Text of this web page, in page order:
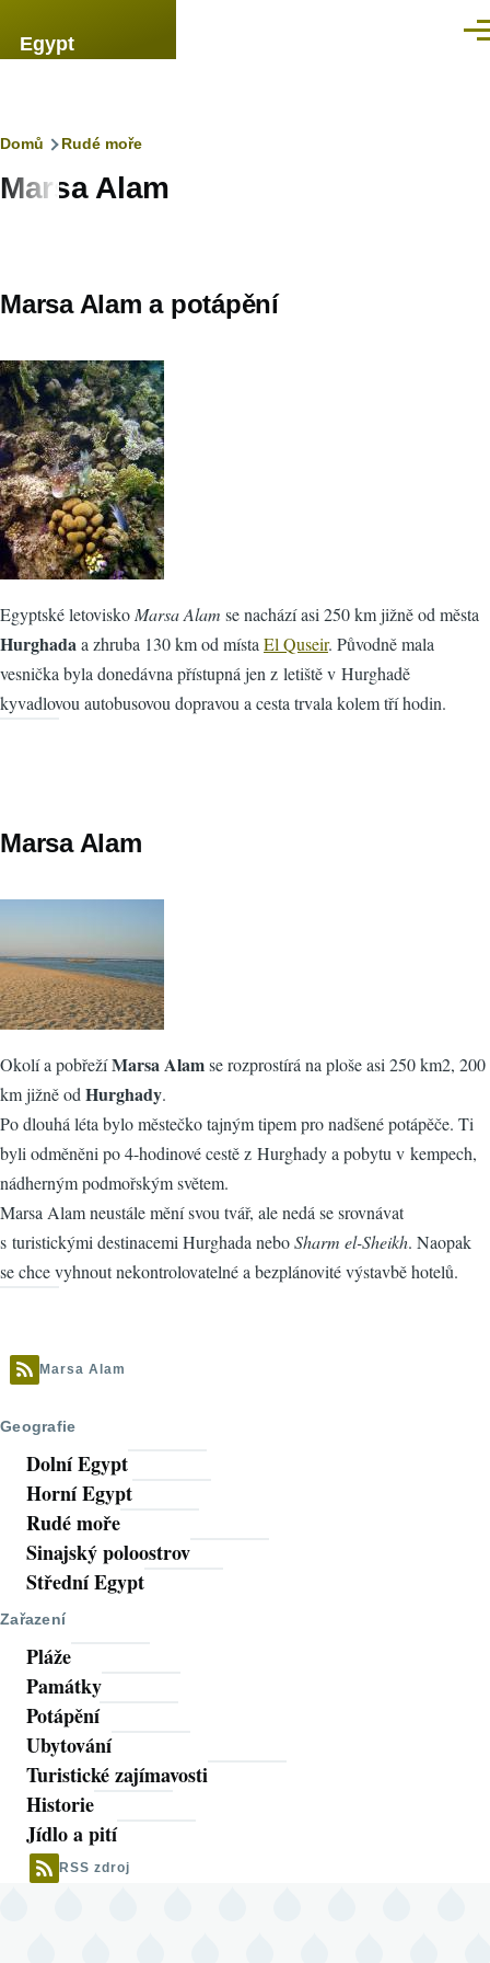
Egypt
Drobečková
navigace
Domů Rudé moře
Marsa Alam
Marsa Alam a potápění
Egyptské letovisko Marsa Alam se nachází asi 250 km jižně od města
Hurghadaa zhruba 130 km od místa El Quseir. Původně mala
vesnička byla donedávna přístupná jen z letiště v Hurghadě
kyvadlovou autobusovou dopravou a cesta trvala kolem tří hodin.
Marsa Alam
Okolí a pobřežíMarsa Alamse rozprostírá na ploše asi 250 km2, 200
km jižně od Hurghady.
Po dlouhá léta bylo městečko tajným tipem pro nadšené potápěče. Ti
byli odměněni po 4-hodinové cestě z Hurghady a pobytu v kempech,
nádherným podmořským světem.
Marsa Alam neustále mění svou tvář, ale nedá se srovnávat
s turistickými destinacemi Hurghada neboSharm el-Sheikh. Naopak
se chce vyhnout nekontrolovatelné a bezplánovité výstavbě hotelů.
Marsa Alam
Geografie
Dolní Egypt
Horní Egypt
Rudé moře
Sinajský poloostrov
Střední Egypt
Zařazení
Pláže
Památky
Potápění
Ubytování
Turistické zajímavosti
Historie
Jídlo a pití
RSS zdroj